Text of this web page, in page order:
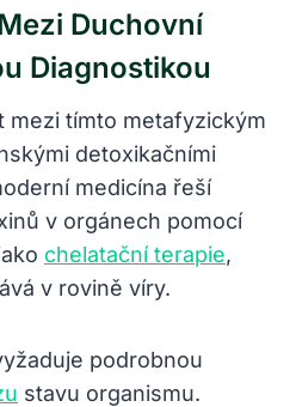
Duchovní
Diagnostikou
mezi tímto metafyzickým
detoxikačními
medicína řeší
v orgánech pomocí
chelatační terapie,
v rovině víry.
podrobnou
stavu organismu.